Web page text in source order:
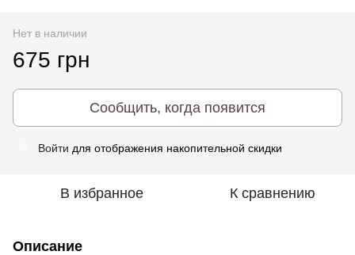
Нет в наличии
675 грн
Сообщить, когда появится
Войти для отображения накопительной скидки
В избранное К сравнению
Описание